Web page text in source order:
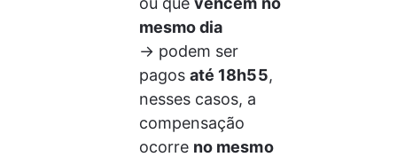
mesmo dia
→ podem ser
pagos até 18h55,
nesses casos, a
compensação
ocorre no mesmo